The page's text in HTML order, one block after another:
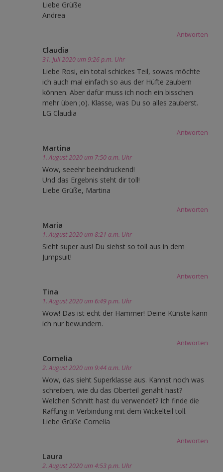
Liebe Grüße
Andrea
Antworten
Claudia
31. Juli 2020 um 9:26 p.m. Uhr
Liebe Rosi, ein total schickes Teil, sowas möchte
ich auch mal einfach so aus der Hüfte zaubern
können. Aber dafür muss ich noch ein bisschen
mehr üben ;o). Klasse, was Du so alles zauberst.
LG Claudia
Antworten
Martina
1. August 2020 um 7:50 a.m. Uhr
Wow, seeehr beeindruckend!
Und das Ergebnis steht dir toll!
Liebe Grüße, Martina
Antworten
Maria
1. August 2020 um 8:21 a.m. Uhr
Sieht super aus! Du siehst so toll aus in dem
Jumpsuit!
Antworten
Tina
1. August 2020 um 6:49 p.m. Uhr
Wow! Das ist echt der Hammer! Deine Künste kann
ich nur bewundern.
Antworten
Cornelia
2. August 2020 um 9:44 a.m. Uhr
Wow, das sieht Superklasse aus. Kannst noch was
schreiben, wie du das Oberteil genäht hast?
Welchen Schnitt hast du verwendet? Ich finde die
Raffung in Verbindung mit dem Wickelteil toll.
Liebe Grüße Cornelia
Antworten
Laura
2. August 2020 um 4:53 p.m. Uhr